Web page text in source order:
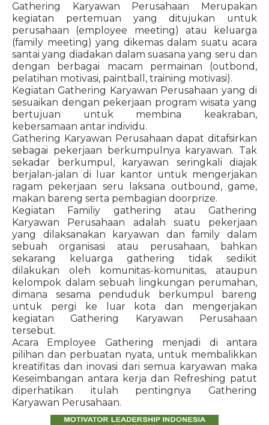
Gathering Karyawan Perusahaan Merupakan
kegiatan pertemuan yang ditujukan untuk
perusahaan (employee meeting) atau keluarga
(family meeting) yang dikemas dalam suatu acara
santai yang diadakan dalam suasana yang seru dan
dengan berbagai macam permainan (outbond,
pelatihan motivasi, paintball, training motivasi).
Kegiatan Gathering Karyawan Perusahaan yang di
sesuaikan dengan pekerjaan program wisata yang
bertujuan untuk membina keakraban,
kebersamaan antar individu.
Gathering Karyawan Perusahaan dapat ditafsirkan
sebagai pekerjaan berkumpulnya karyawan. Tak
sekadar berkumpul, karyawan seringkali diajak
berjalan-jalan di luar kantor untuk mengerjakan
ragam pekerjaan seru laksana outbound, game,
makan bareng serta pembagian doorprize.
Kegiatan Familiy gathering atau Gathering
Karyawan Perusahaan adalah suatu pekerjaan
yang dilaksanakan karyawan dan family dalam
sebuah organisasi atau perusahaan, bahkan
sekarang keluarga gathering tidak sedikit
dilakukan oleh komunitas-komunitas, ataupun
kelompok dalam sebuah lingkungan perumahan,
dimana sesama penduduk berkumpul bareng
untuk pergi ke luar kota dan mengerjakan
kegiatan Gathering Karyawan Perusahaan
tersebut.
Acara Employee Gathering menjadi di antara
pilihan dan perbuatan nyata, untuk membalikkan
kreatifitas dan inovasi dari semua karyawan maka
Keseimbangan antara kerja dan Refreshing patut
diperhatikan itulah pentingnya Gathering
Karyawan Perusahaan.